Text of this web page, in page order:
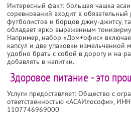
Интересный факт: большая чашка
соревнований входит в
футболистов и борцов джиу-джитсу,
обладает ярко выраженным
Например, набор «Дом+офис»
капсул и две упаковки измельченной
удобно брать с собой в дорогу и на
добавлять в напитки.
Здоровое питание - это
Услуги предоставляет: Общество с
ответственностью «АСАИлософи», ИНН
1107746969000